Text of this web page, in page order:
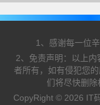
1、感谢每一位
2、免责声明：以上
者所有，如有侵犯您
们将尽快删除
CopyRight © 2026 IT